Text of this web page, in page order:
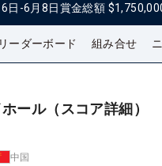
日-6月8日賞金総額
リーダーボード 組み合せ
ール（スコア詳細）
中国